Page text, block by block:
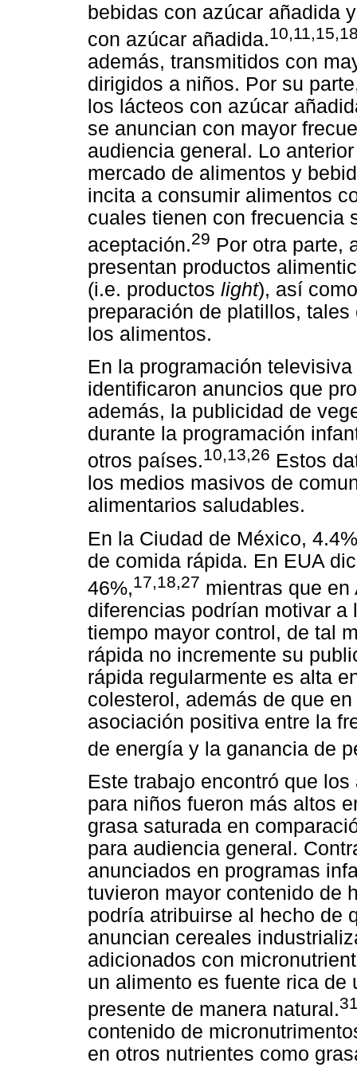
bebidas con azúcar añadida
con azúcar añadida.
además, transmitidos con
dirigidos a niños. Por su
los lácteos con azúcar
se anuncian con mayor
audiencia general. Lo
mercado de alimentos y
incita a consumir alimentos
cuales tienen con frecuencia
aceptación.29 Por otra parte,
presentan productos
(i.e. productos light), así
preparación de platillos,
los alimentos.
En la programación
identificaron anuncios que
además, la publicidad de
durante la programación
otros países.10,13,26 Estos
los medios masivos de
alimentarios saludables.
En la Ciudad de México,
de comida rápida. En EUA
46%,17,18,27 mientras que
diferencias podrían motivar
tiempo mayor control, de tal
rápida no incremente su
rápida regularmente es alta
colesterol, además de que
asociación positiva entre la
de energía y la ganancia de
Este trabajo encontró que
para niños fueron más altos
grasa saturada en
para audiencia general.
anunciados en programas
tuvieron mayor contenido de
podría atribuirse al hecho de
anuncian cereales
adicionados con
un alimento es fuente rica de
presente de manera natural.
contenido de
en otros nutrientes como